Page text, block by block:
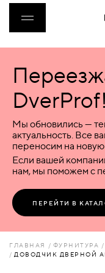
ДВЕРИ
ФУРНИТУРА
ВОРОТА
DverProf!
Мы обновились —
актуальность. Все
переносим на
Если вашей
нам, мы поможем с
ПЕРЕЙТИ В
ГЛАВНАЯ ФУРНИТУРА
ДОВОДЧИК ДВЕРНОЙ